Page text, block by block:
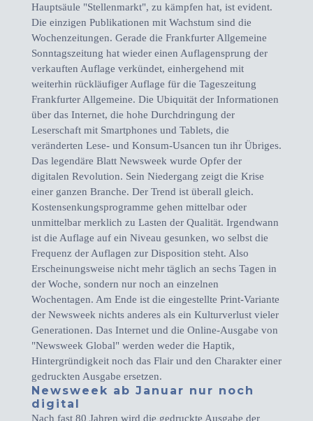
Hauptsäule "Stellenmarkt", zu kämpfen hat, ist evident.
Die einzigen Publikationen mit Wachstum sind die
Wochenzeitungen. Gerade die Frankfurter Allgemeine
Sonntagszeitung hat wieder einen Auflagensprung der
verkauften Auflage verkündet, einhergehend mit
weiterhin rückläufiger Auflage für die Tageszeitung
Frankfurter Allgemeine. Die Ubiquität der Informationen
über das Internet, die hohe Durchdringung der
Leserschaft mit Smartphones und Tablets, die
veränderten Lese- und Konsum-Usancen tun ihr Übriges.
Das legendäre Blatt Newsweek wurde Opfer der
digitalen Revolution. Sein Niedergang zeigt die Krise
einer ganzen Branche. Der Trend ist überall gleich.
Kostensenkungsprogramme gehen mittelbar oder
unmittelbar merklich zu Lasten der Qualität. Irgendwann
ist die Auflage auf ein Niveau gesunken, wo selbst die
Frequenz der Auflagen zur Disposition steht. Also
Erscheinungsweise nicht mehr täglich an sechs Tagen in
der Woche, sondern nur noch an einzelnen
Wochentagen. Am Ende ist die eingestellte Print-Variante
der Newsweek nichts anderes als ein Kulturverlust vieler
Generationen. Das Internet und die Online-Ausgabe von
"Newsweek Global" werden weder die Haptik,
Hintergründigkeit noch das Flair und den Charakter einer
gedruckten Ausgabe ersetzen.
Newsweek ab Januar nur noch
digital
Nach fast 80 Jahren wird die gedruckte Ausgabe der